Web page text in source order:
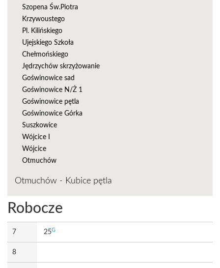
Szopena Św.Piotra
Krzywoustego
Pl. Kilińskiego
Ujejskiego Szkoła
Chełmońskiego
Jędrzychów skrzyżowanie
Goświnowice sad
Goświnowice N/Ż 1
Goświnowice pętla
Goświnowice Górka
Suszkowice
Wójcice I
Wójcice
Otmuchów
Otmuchów - Kubice pętla
Robocze
7 25G
8